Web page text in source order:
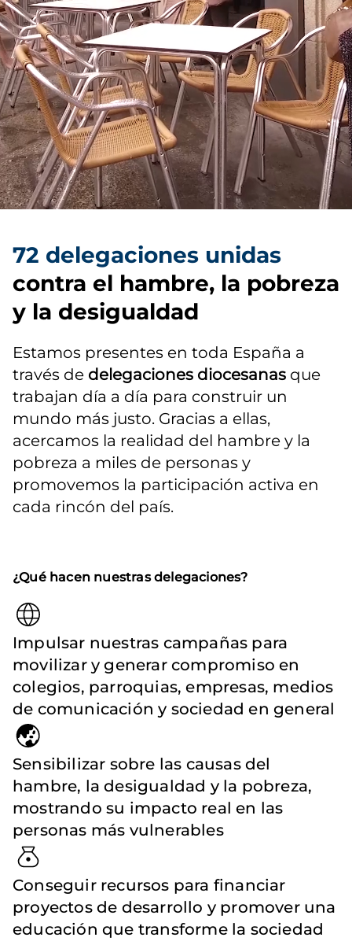
72 delegaciones unidas
contra el hambre, la pobreza
y la desigualdad
Estamos presentes en toda España a
través de delegaciones diocesanas que
trabajan día a día para construir un
mundo más justo. Gracias a ellas,
acercamos la realidad del hambre y la
pobreza a miles de personas y
promovemos la participación activa en
cada rincón del país.
¿Qué hacen nuestras delegaciones?
Impulsar nuestras campañas para
movilizar y generar compromiso en
colegios, parroquias, empresas, medios
de comunicación y sociedad en general
Sensibilizar sobre las causas del
hambre, la desigualdad y la pobreza,
mostrando su impacto real en las
personas más vulnerables
Conseguir recursos para financiar
proyectos de desarrollo y promover una
educación que transforme la sociedad